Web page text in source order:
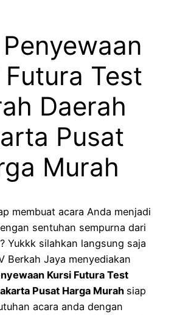
Futura Test
Daerah
Pusat
Murah
membuat acara Anda menjadi
sentuhan sempurna dari
Yukkk silahkan langsung saja
Berkah Jaya menyediakan
Kursi Futura Test
Pusat Harga Murah siap
acara anda dengan